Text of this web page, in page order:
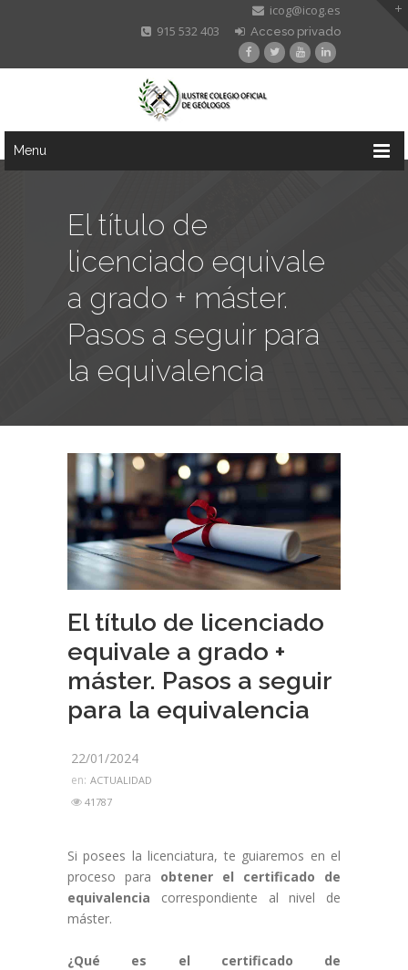
icog@icog.es
915 532 403
Acceso privado
Menu
El título de
licenciado equivale
a grado + máster.
Pasos a seguir para
la equivalencia
El título de licenciado
equivale a grado +
máster. Pasos a seguir
para la equivalencia
22/01/2024
en: ACTUALIDAD
41787
Si posees la licenciatura, te guiaremos en el
proceso para obtener el certificado de
equivalencia correspondiente al nivel de
máster.
¿Qué es el certificado de